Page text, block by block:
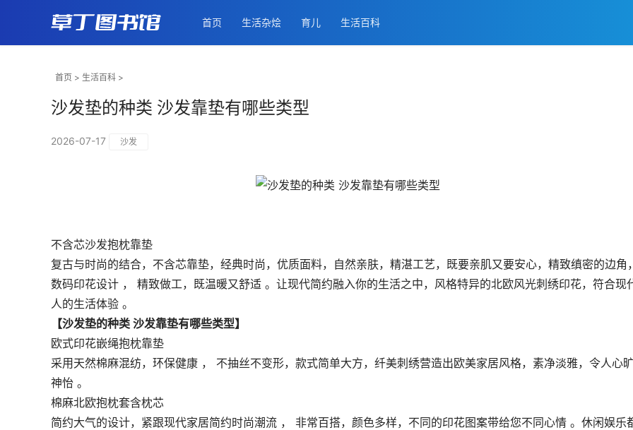
首页 生活杂烩 育儿 生活百科
首页 > 生活百科 >
沙发垫的种类 沙发靠垫有哪些类型
2026-07-17 沙发
不含芯沙发抱枕靠垫
复古与时尚的结合，不含芯靠垫，经典时尚，优质面料，自然亲肤，精湛工艺，既要亲肌又要安心，精致缜密的边角
数码印花设计 ， 精致做工，既温暖又舒适 。让现代简约融入你的生活之中，风格特异的北欧风光刺绣印花，符合现
人的生活体验 。
【沙发垫的种类 沙发靠垫有哪些类型】
欧式印花嵌绳抱枕靠垫
采用天然棉麻混纺，环保健康 ， 不抽丝不变形，款式简单大方，纤美刺绣营造出欧美家居风格，素净淡雅，令人心
神怡 。
棉麻北欧抱枕套含枕芯
简约大气的设计，紧跟现代家居简约时尚潮流 ， 非常百搭，颜色多样，不同的印花图案带给您不同心情 。休闲娱乐